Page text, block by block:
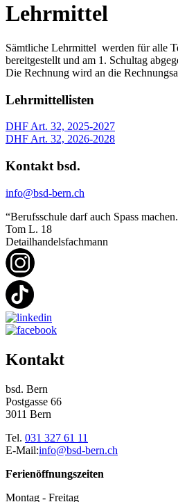
Lehrmittel
Sämtliche Lehrmittel werden für alle
bereitgestellt und am 1. Schultag
Die Rechnung wird an die
Lehrmittellisten
DHF Art. 32, 2025-2027
DHF Art. 32, 2026-2028
Kontakt bsd.
info@bsd-bern.ch
“Berufsschule darf auch Spass
Tom L. 18
Detailhandelsfachmann
Kontakt
bsd. Bern
Postgasse 66
3011 Bern
Tel. 031 327 61 11
E-Mail:info@bsd-bern.ch
Ferienöffnungszeiten
Montag - Freitag